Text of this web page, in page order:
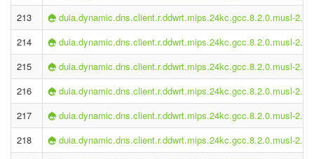
213
duia.dynamic.dns.client.r.ddwrt.mips.24kc.gcc.8.2.0.musl-
214
duia.dynamic.dns.client.r.ddwrt.mips.24kc.gcc.8.2.0.musl-
215
duia.dynamic.dns.client.r.ddwrt.mips.24kc.gcc.8.2.0.musl-
216
duia.dynamic.dns.client.r.ddwrt.mips.24kc.gcc.8.2.0.musl-
217
duia.dynamic.dns.client.r.ddwrt.mips.24kc.gcc.8.2.0.musl-
218
duia.dynamic.dns.client.r.ddwrt.mips.24kc.gcc.8.2.0.musl-